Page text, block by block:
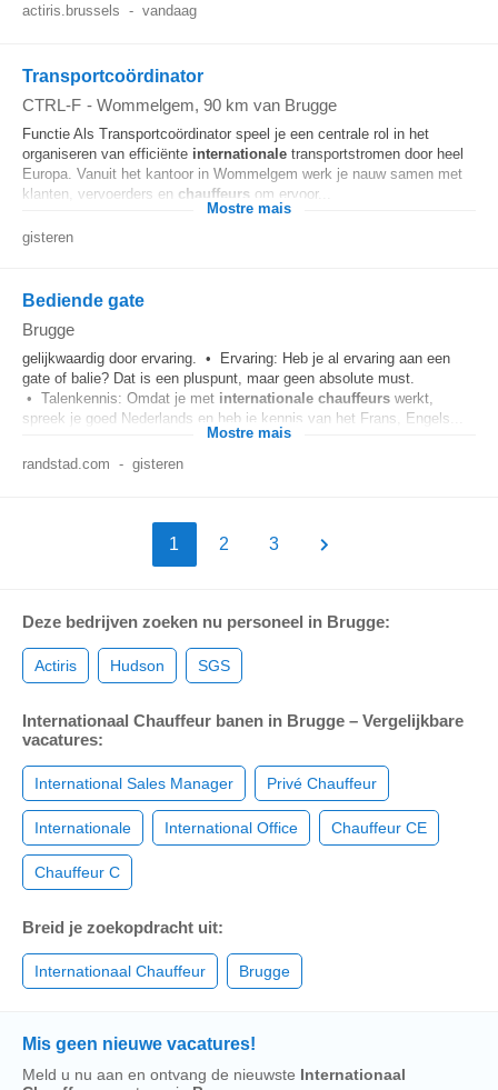
actiris.brussels - vandaag
Transportcoördinator
CTRL-F - Wommelgem, 90 km van Brugge
Functie Als Transportcoördinator speel je een centrale rol in het
organiseren van efficiënte internationale transportstromen door heel
Europa. Vanuit het kantoor in Wommelgem werk je nauw samen met
klanten, vervoerders en chauffeurs om ervoor...
Mostre mais
gisteren
Bediende gate
Brugge
gelijkwaardig door ervaring. • Ervaring: Heb je al ervaring aan een
gate of balie? Dat is een pluspunt, maar geen absolute must.
• Talenkennis: Omdat je met internationale chauffeurs werkt,
spreek je goed Nederlands en heb je kennis van het Frans, Engels...
Mostre mais
randstad.com - gisteren
1 2 3
Deze bedrijven zoeken nu personeel in Brugge:
Actiris Hudson SGS
Internationaal Chauffeur banen in Brugge – Vergelijkbare
vacatures:
International Sales Manager Privé Chauffeur
Internationale International Office Chauffeur CE
Chauffeur C
Breid je zoekopdracht uit:
Internationaal Chauffeur Brugge
Mis geen nieuwe vacatures!
Meld u nu aan en ontvang de nieuwste Internationaal